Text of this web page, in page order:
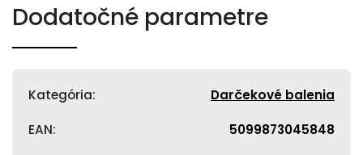
Dodatočné parametre
Kategória: Darčekové balenia
EAN: 5099873045848